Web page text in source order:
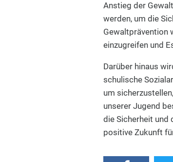
Anstieg der
werden, um die
Gewaltprävention
einzugreifen und
Darüber hinaus
schulische
um
unserer Jugend
die Sicherheit und
positive Zukunft